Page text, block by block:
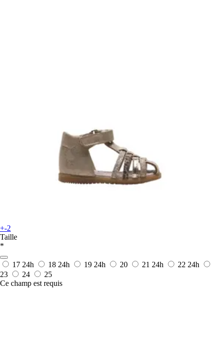
+-2
Taille
*
17 24h 18 24h 19 24h 20 21 24h 22 24h
23
24
25
Ce champ est requis